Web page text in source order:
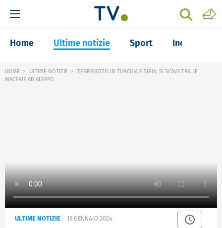
Home Ultime notizie Sport Inchieste
HOME ULTIME NOTIZIE
TERREMOTO IN TURCHIA E SIRIA, SI SCAVA TRA LE
MACERIE AD ALEPPO
ULTIME NOTIZIE 19 GENNAIO 2024